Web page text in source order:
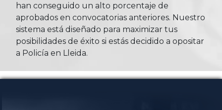
han conseguido un alto porcentaje de
aprobados en convocatorias anteriores. Nuestro
sistema está diseñado para maximizar tus
posibilidades de éxito si estás decidido a opositar
a Policía en Lleida.